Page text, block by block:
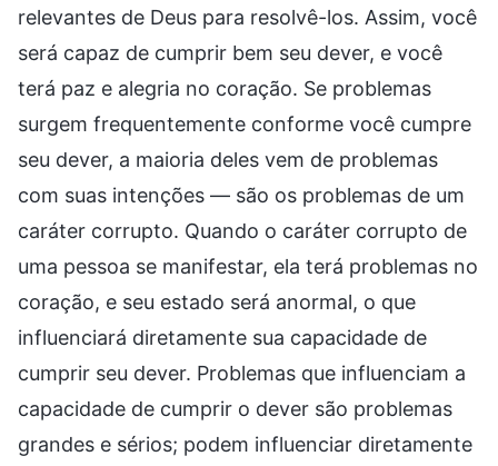
relevantes de Deus para resolvê-los. Assim, você
será capaz de cumprir bem seu dever, e você
terá paz e alegria no coração. Se problemas
surgem frequentemente conforme você cumpre
seu dever, a maioria deles vem de problemas
com suas intenções — são os problemas de um
caráter corrupto. Quando o caráter corrupto de
uma pessoa se manifestar, ela terá problemas no
coração, e seu estado será anormal, o que
influenciará diretamente sua capacidade de
cumprir seu dever. Problemas que influenciam a
capacidade de cumprir o dever são problemas
grandes e sérios; podem influenciar diretamente